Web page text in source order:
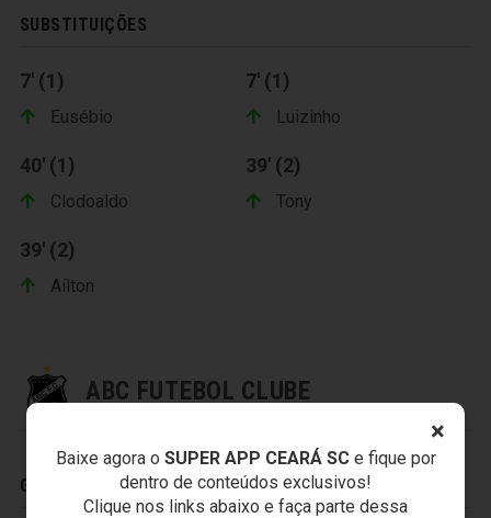
×
Baixe agora o SUPER APP CEARÁ SCe fique por
dentro de conteúdos exclusivos!
Clique nos links abaixo e faça parte dessa
SUBSTITUIÇÕES
7' (1)
Eusébio
7' (1)
Luizinho
40' (1)
Clodoaldo
39' (2)
Tony
39' (2)
Aílton
ABC FUTEBOL CLUBE
GOLS